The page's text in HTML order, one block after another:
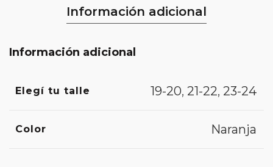
Información adicional
Información adicional
Elegí tu talle 19-20, 21-22, 23-24
Color Naranja